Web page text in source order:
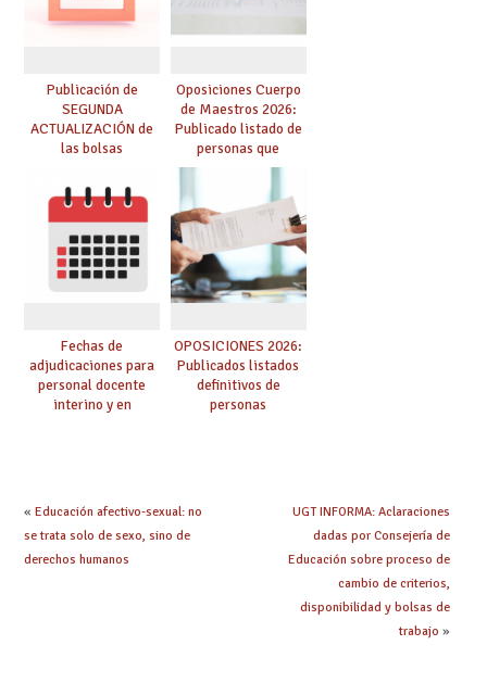
Publicación de
SEGUNDA
ACTUALIZACIÓN de
las bolsas
Cuerpo de Maestros
de especialidades
convocadas a
oposición
Oposiciones Cuerpo
de Maestros 2026:
Publicado listado de
personas que
adquieren nueva
especialidad
Fechas de
adjudicaciones para
personal docente
interino y en
OPOSICIONES 2026:
Publicados listados
definitivos de
personas
« Educación afectivo-sexual: no
se trata solo de sexo, sino de
derechos humanos
UGT INFORMA: Aclaraciones
dadas por Consejería de
Educación sobre proceso de
cambio de criterios,
disponibilidad y bolsas de
trabajo »